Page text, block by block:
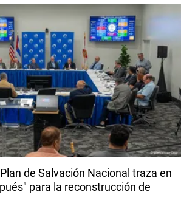
Plan de Salvación Nacional traza en
para la reconstrucción de